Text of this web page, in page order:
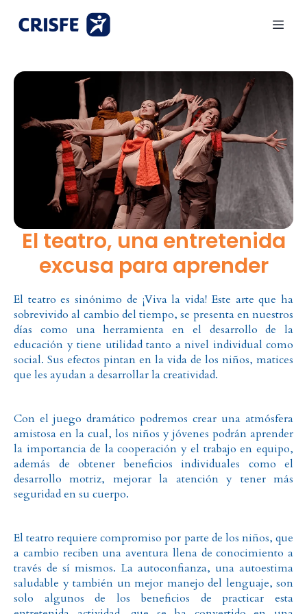
El teatro, una entretenida
excusa para aprender
El teatro es sinónimo de ¡Viva la vida! Este arte que ha
sobrevivido al cambio del tiempo, se presenta en nuestros
días como una herramienta en el desarrollo de la
educación y tiene utilidad tanto a nivel individual como
social. Sus efectos pintan en la vida de los niños, matices
que les ayudan a desarrollar la creatividad.
Con el juego dramático podremos crear una atmósfera
amistosa en la cual, los niños y jóvenes podrán aprender
la importancia de la cooperación y el trabajo en equipo,
además de obtener beneficios individuales como el
desarrollo motriz, mejorar la atención y tener más
seguridad en su cuerpo.
El teatro requiere compromiso por parte de los niños, que
a cambio reciben una aventura llena de conocimiento a
través de sí mismos. La autoconfianza, una autoestima
saludable y también un mejor manejo del lenguaje, son
solo algunos de los beneficios de practicar esta